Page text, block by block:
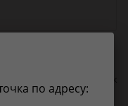
по адресу: